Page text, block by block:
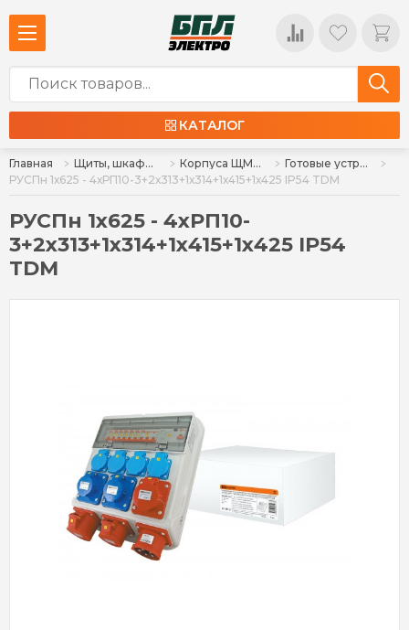
КАТАЛОГ
Главная Щиты, шкафы, корпуса и изделия к ним Корпуса ЩМП, ЩУР, ЩРН, КСРМ, аксессуары
Готовые устройства (ОЩВ, РУСПн, ШР)
РУСПн 1х625 - 4хРП10-3+2х313+1х314+1х415+1х425 IP54 TDM
РУСПн 1х625 - 4хРП10-
3+2х313+1х314+1х415+1х425 IP54
TDM